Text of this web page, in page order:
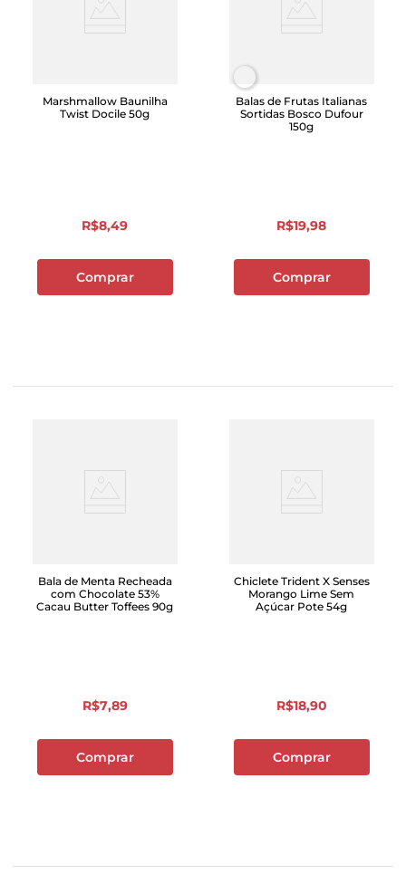
Marshmallow Baunilha
Twist Docile 50g
R$8,49
Comprar
Balas de Frutas Italianas
Sortidas Bosco Dufour
150g
R$19,98
Comprar
Bala de Menta Recheada
com Chocolate 53%
Cacau Butter Toffees 90g
R$7,89
Comprar
Chiclete Trident X Senses
Morango Lime Sem
Açúcar Pote 54g
R$18,90
Comprar